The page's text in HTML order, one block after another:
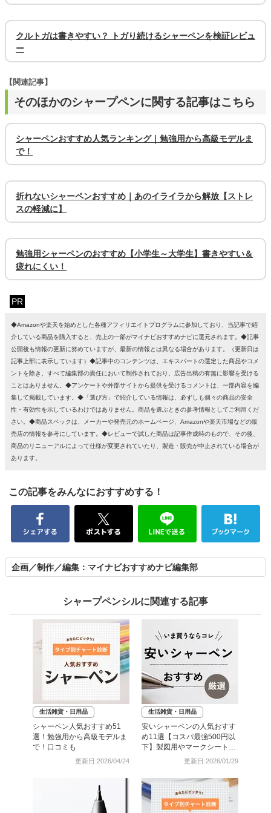
クルトガは書きやすい？ トガり続けるシャーペンを検証レビュ
ー
そのほかのシャープペンに関する記事はこちら
【関連記事】
シャーペンおすすめ人気ランキング｜勉強用から高級モデルま
で！
折れないシャーペンおすすめ｜あのイライラから解放【ストレ
スの軽減に】
勉強用シャーペンのおすすめ【小学生～大学生】書きやすい＆
疲れにくい！
PR
◆Amazonや楽天を始めとした各種アフィリエイトプログラムに参加しており、当記事で紹
介している商品を購入すると、売上の一部がマイナビおすすめナビに還元されます。◆記事
公開後も情報の更新に努めていますが、最新の情報とは異なる場合があります。（更新日は
記事上部に表示しています）◆記事中のコンテンツは、エキスパートの選定した商品やコメ
ントを除き、すべて編集部の責任において制作されており、広告出稿の有無に影響を受ける
ことはありません。◆アンケートや外部サイトから提供を受けるコメントは、一部内容を編
集して掲載しています。◆「選び方」で紹介している情報は、必ずしも個々の商品の安全
性・有効性を示しているわけではありません。商品を選ぶときの参考情報としてご利用くだ
さい。◆商品スペックは、メーカーや発売元のホームページ、Amazonや楽天市場などの販
売店の情報を参考にしています。◆レビューで試した商品は記事作成時のもので、その後、
商品のリニューアルによって仕様が変更されていたり、製造・販売が中止されている場合が
あります。
この記事をみんなにおすすめする！
企画／制作／編集：マイナビおすすめナビ編集部
シャープペンシルに関連する記事
生活雑貨・日用品
シャーペン人気おすすめ51
選！勉強用から高級モデルま
で！口コミも
更新日:2026/04/24
生活雑貨・日用品
安いシャーペンの人気おすす
め11選【コスパ最強500円以
下】製図用やマークシート用
更新日:2026/01/29